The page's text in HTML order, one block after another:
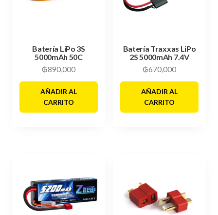
Batería LiPo 3S
5000mAh 50C
₲890,000
AÑADIR AL
CARRITO
Batería Traxxas LiPo
2S 5000mAh 7.4V
₲670,000
AÑADIR AL
CARRITO